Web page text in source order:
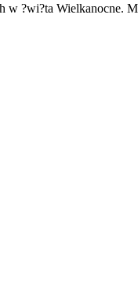
w ?wi?ta